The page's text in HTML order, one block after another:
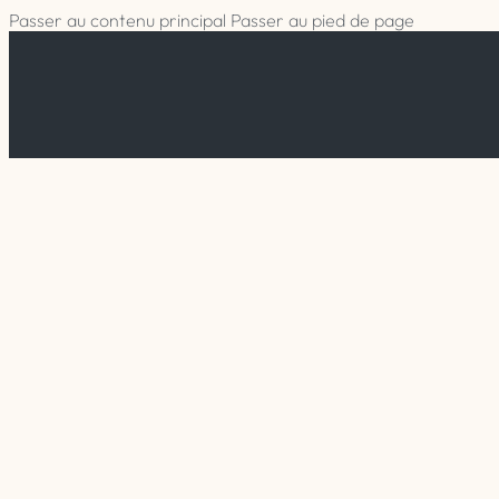
Passer au contenu principal Passer au pied de page